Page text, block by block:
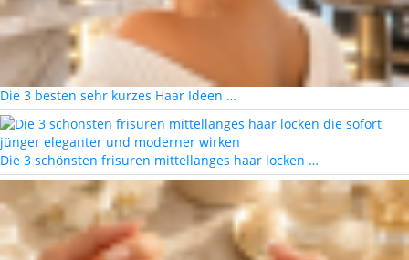
Die 3 besten sehr kurzes Haar Ideen …
Die 3 schönsten frisuren mittellanges haar locken …